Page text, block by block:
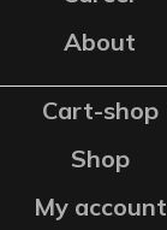
About
Cart-shop
Shop
My account